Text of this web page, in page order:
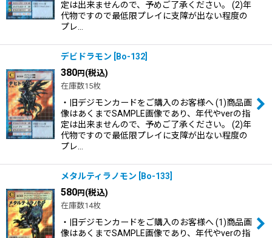
定は出来ませんので、予めご了承ください。 (2)年
代物ですので最低限プレイに支障が出ない程度の
プレ…
デビドラモン Bo-132
380円(税込)
在庫数15枚
・旧デジモンカードをご購入のお客様へ (1)商品画
像はあくまでSAMPLE画像であり、年代やverの指
定は出来ませんので、予めご了承ください。 (2)年
代物ですので最低限プレイに支障が出ない程度の
プレ…
メタルティラノモン Bo-133
580円(税込)
在庫数14枚
・旧デジモンカードをご購入のお客様へ (1)商品画
像はあくまでSAMPLE画像であり、年代やverの指